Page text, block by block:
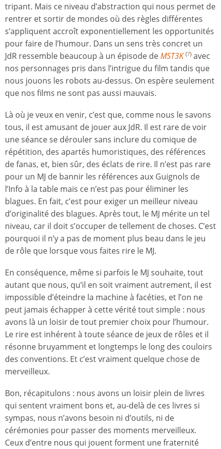
tripant. Mais ce niveau d’abstraction qui nous permet de
rentrer et sortir de mondes où des règles différentes
s’appliquent accroît exponentiellement les opportunités
pour faire de l’humour. Dans un sens très concret un
JdR ressemble beaucoup à un épisode deMST3K (7) avec
nos personnages pris dans l’intrigue du film tandis que
nous jouons les robots au-dessus. On espère seulement
que nos films ne sont pas aussi mauvais.
Là où je veux en venir, c’est que, comme nous le savons
tous, il est amusant de jouer aux JdR. Il est rare de voir
une séance se dérouler sans inclure du comique de
répétition, des apartés humoristiques, des références
de fanas, et, bien sûr, des éclats de rire. Il n’est pas rare
pour un MJ de bannir les références aux Guignols de
l’Info à la table mais ce n’est pas pour éliminer les
blagues. En fait, c’est pour exiger un meilleur niveau
d’originalité des blagues. Après tout, le MJ mérite un tel
niveau, car il doit s’occuper de tellement de choses. C’est
pourquoi il n’y a pas de moment plus beau dans le jeu
de rôle que lorsque vous faites rire le MJ.
En conséquence, même si parfois le MJ souhaite, tout
autant que nous, qu’il en soit vraiment autrement, il est
impossible d’éteindre la machine à facéties, et l’on ne
peut jamais échapper à cette vérité tout simple : nous
avons là un loisir de tout premier choix pour l’humour.
Le rire est inhérent à toute séance de jeux de rôles et il
résonne bruyamment et longtemps le long des couloirs
des conventions. Et c’est vraiment quelque chose de
merveilleux.
Bon, récapitulons : nous avons un loisir plein de livres
qui sentent vraiment bons et, au-delà de ces livres si
sympas, nous n’avons besoin ni d’outils, ni de
cérémonies pour passer des moments merveilleux.
Ceux d’entre nous qui jouent forment une fraternité